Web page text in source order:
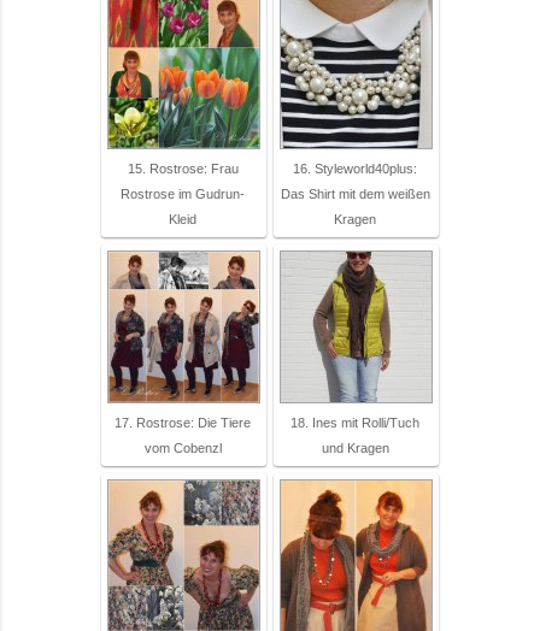
15. Rostrose: Frau
Rostrose im Gudrun-
Kleid
16. Styleworld40plus:
Das Shirt mit dem weißen
Kragen
17. Rostrose: Die Tiere
vom Cobenzl
18. Ines mit Rolli/Tuch
und Kragen